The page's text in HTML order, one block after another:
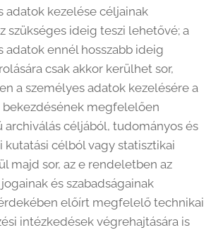
adatok kezelése céljainak
szükséges ideig teszi lehetővé; a
adatok ennél hosszabb ideig
csak akkor kerülhet sor,
a személyes adatok kezelésére a
bekezdésének megfelelően
archiválás céljából, tudományos és
célból vagy statisztikai
majd sor, az e rendeletben az
és szabadságainak
előírt megfelelő technikai
intézkedések végrehajtására is